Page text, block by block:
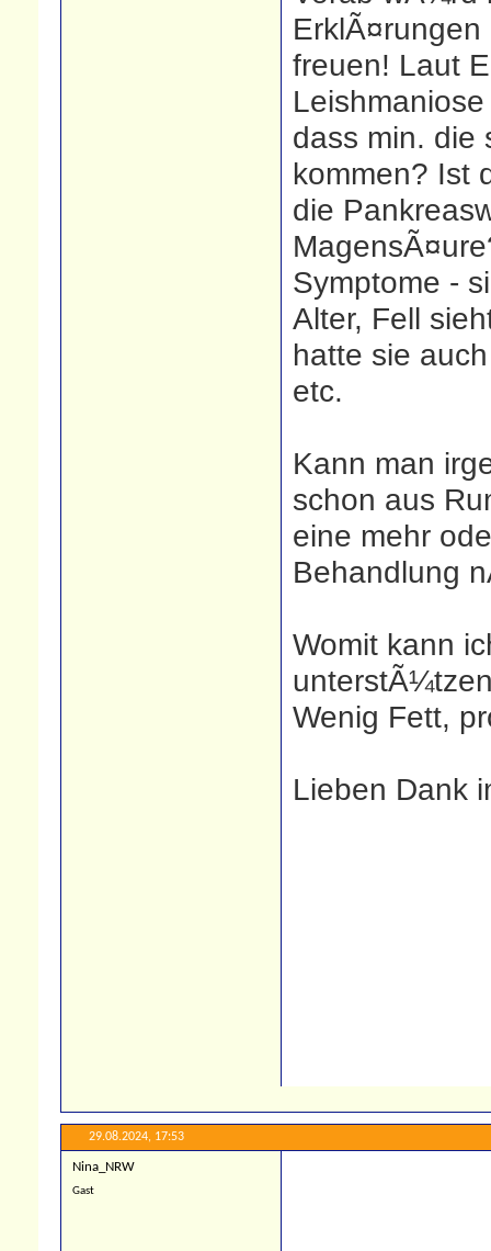
freuen! Laut
dass min. die
kommen? Ist
die
Symptome -
Alter, Fell
hatte sie
etc.
Kann man
schon aus
eine mehr
Behandlung
Womit kann
Wenig Fett,
Lieben Dank
29.08.2024, 17:53
Nina_NRW
Gast